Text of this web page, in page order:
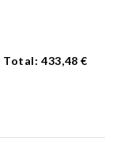
Total:433,48 €